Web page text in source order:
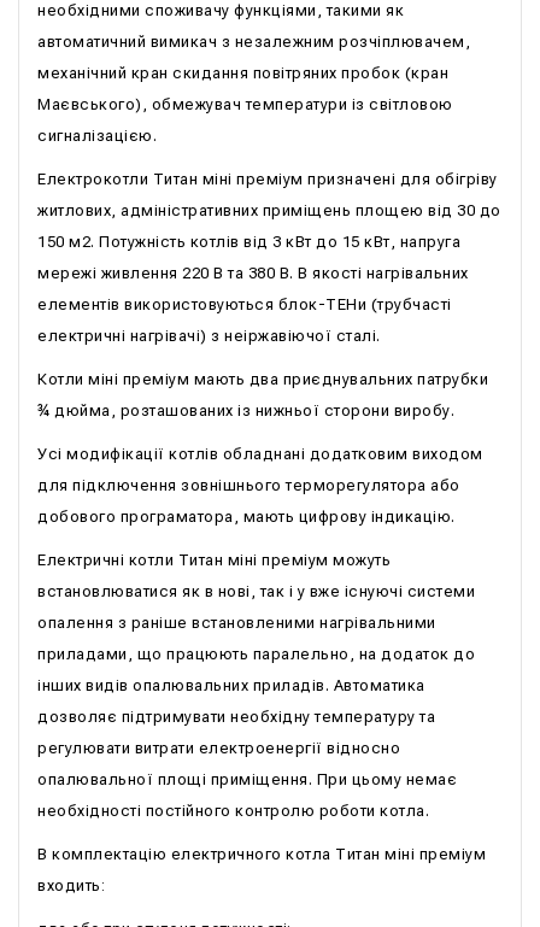
необхідними споживачу функціями, такими як
автоматичний вимикач з незалежним розчіплювачем,
механічний кран скидання повітряних пробок (кран
Маєвського), обмежувач температури із світловою
сигналізацією.
Електрокотли Титан міні преміум призначені для обігріву
житлових, адміністративних приміщень площею від 30 до
150 м2. Потужність котлів від 3 кВт до 15 кВт, напруга
мережі живлення 220 В та 380 В. В якості нагрівальних
елементів використовуються блок-ТЕНи (трубчасті
електричні нагрівачі) з неіржавіючої сталі.
Котли міні преміум мають два приєднувальних патрубки
¾ дюйма, розташованих із нижньої сторони виробу.
Усі модифікації котлів обладнані додатковим виходом
для підключення зовнішнього терморегулятора або
добового програматора, мають цифрову індикацію.
Електричні котли Титан міні преміум можуть
встановлюватися як в нові, так і у вже існуючі системи
опалення з раніше встановленими нагрівальними
приладами, що працюють паралельно, на додаток до
інших видів опалювальних приладів. Автоматика
дозволяє підтримувати необхідну температуру та
регулювати витрати електроенергії відносно
опалювальної площі приміщення. При цьому немає
необхідності постійного контролю роботи котла.
В комплектацію електричного котла Титан міні преміум
входить: